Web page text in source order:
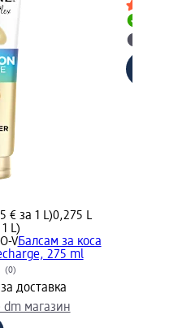
€ за 1 L)0,275 L
L)
VБалсам за коса
275 ml
(0)
доставка
dm магазин